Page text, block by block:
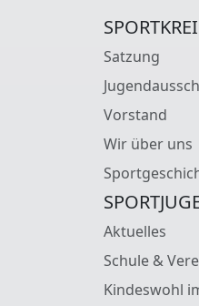
Satzung
Vorstand
Wir über uns
Aktuelles
Schule &
Kindeswohl